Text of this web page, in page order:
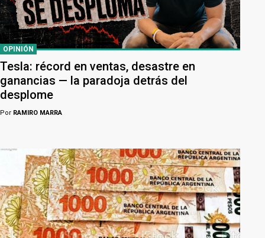
OPINIÓN
Tesla: récord en ventas, desastre en
ganancias — la paradoja detrás del
desplome
Por RAMIRO MARRA